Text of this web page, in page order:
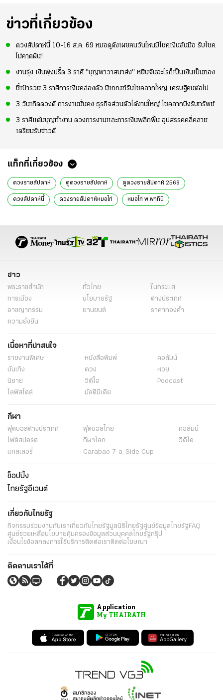
ข่าวที่เกี่ยวข้อง
ดวงสัปดาห์นี้ 10-16 ส.ค. 69 หมอดูดังเผยคนวันไหนมีโชคเงินล้นมือ รับโชค
ไม่คาดฝัน!
งานรุ่ง เงินพุ่งปรี๊ด 3 ราศี "บุญพาวาสนาส่ง" หยิบจับอะไรก็เป็นเงินเป็นทอง
ชี้เป้ารวย 3 ราศีการเงินคล่องตัว มีเกณฑ์รับโชคลาภใหญ่ เศรษฐีคนต่อไป
3 วันเกิดดวงดี การงานมั่นคง ธุรกิจส่วนตัวได้งานใหญ่ โชคลาภปังรับทรัพย์
3 ราศีแต้มบุญทำงาน ดวงการงานและการเงินพลิกฟื้น อุปสรรคคลี่คลาย
เตรียมรับข่าวดี
แท็กที่เกี่ยวข้อง
ดวงรายสัปดาห์ ดูดวงรายสัปดาห์ ดูดวงรายสัปดาห์ 2569
ดวงสัปดาห์นี้ ดวงรายสัปดาห์หมอไก่ หมอไก่ พ.พาทินี
เรื่องเด่น ดูดวงปี 2569
ข่าว
พระราชสำนัก ทั่วไทย
ในกระแส
การเมือง
นโยบายรัฐ
ต่างประเทศ
อาชญากรรม
ยานยนต์
ราคาทองคำ
ความยั่งยืน
เนื้อหาที่น่าสนใจ
รายงานพิเศษ หนังสือพิมพ์
คอลัมน์
บันเทิง
ดวง
หวย
นิยาย
วิดีโอ
Podcast
ไลฟ์สไตล์
มัลติมีเดีย
กีฬา
ฟุตบอลต่่างประเทศ ฟุตบอลไทย
คอลัมน์
ไฟต์สปอร์ต
กีฬาโลก
วิดีโอ
แกลเลอรี่
Carabao 7-a-Side Cup
ช็อปปิ้ง
ไทยรัฐอีเวนต์
เกี่ยวกับไทยรัฐ
กิจกรรมร่วมงานกับเราเกี่ยวกับไทยรัฐมูลนิธิไทยรัฐศูนย์ข้อมูลไทยรัฐFAQ
ศูนย์ช่วยเหลือนโยบายคุ้มครองข้อมูลส่วนบุคคลไทยรัฐกรุ๊ป
เงื่อนไขข้อตกลงการใช้บริการติดต่อเราติดต่อโฆษณา
ติดตามเราได้ที่
Application
My THAIRATH